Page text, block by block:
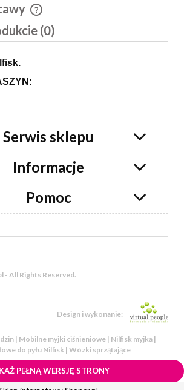
ewentualnych kosztów płatności
(0)
Serwis sklepu
Informacje
Pomoc
- All Rights Reserved.
Design i wykonanie:
| Mobilne myjki ciśnieniowe | Nilfisk myjka |
do pyłu Nilfisk | Wózki sprzątające
PEŁNĄ WERSJĘ STRONY